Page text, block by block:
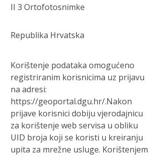
II 3 Ortofotosnimke
Republika Hrvatska
Korištenje podataka omogućeno
registriranim korisnicima uz prijavu
na adresi:
https://geoportal.dgu.hr/.Nakon
prijave korisnici dobiju vjerodajnicu
za korištenje web servisa u obliku
UID broja koji se koristi u kreiranju
upita za mrežne usluge. Korištenjem